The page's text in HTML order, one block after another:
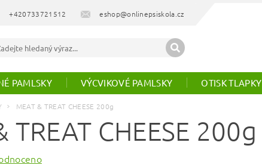
+420733721512 eshop@onlinepsiskola.cz
PAMLSKY VÝCVIKOVÉ PAMLSKY OTISK TLAPKY
MEAT & TREAT CHEESE 200g
TREAT CHEESE 200g